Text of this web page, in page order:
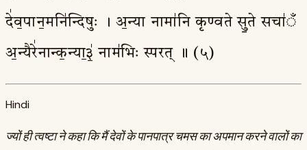
दे॑व॒पान॒मनि॑न्दिषुः । अ॒न्या नामा॑नि कृण्वते सु॒ते सचा॑ँ
अ॒न्यैरे॑नान्क॒न्या॒३॒॑ नाम॑भिः स्परत् ॥ (५)
Hindi
ज्यों ही त्वष्टा ने कहा कि मैं देवों के पानपात्र चमस का अपमान करने वालों का